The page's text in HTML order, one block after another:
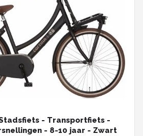
- Transportfiets -
- 8-10 jaar - Zwart